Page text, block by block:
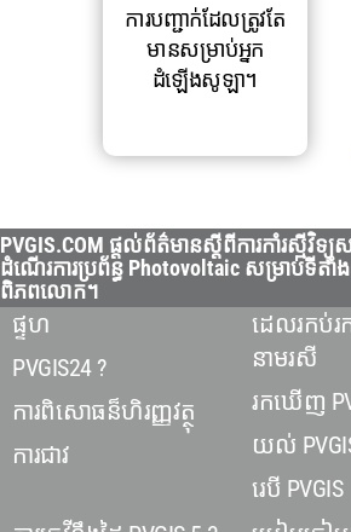
ការបញ្ជាក់ដែលត្រូវតែ
មានសម្រាប់អ្នក
ដំឡើងសូឡា។
PVGIS.COM ផ្តល់ព័ត៌មានស្តីពីការកាំរស្មីវិទ្យុ
ដំណើរការប្រព័ន្ធ Photovoltaic សម្រាប់ទី
ពិភពលោក។
ផ្ទហ
PVGIS24 ?
ការពិសោធន៏ហិរញ្ញវត្ថុ
ការជាវ
ដេលរកប់រក
នាមរសី
រកឃើញ
យល់
រេបី PVGIS